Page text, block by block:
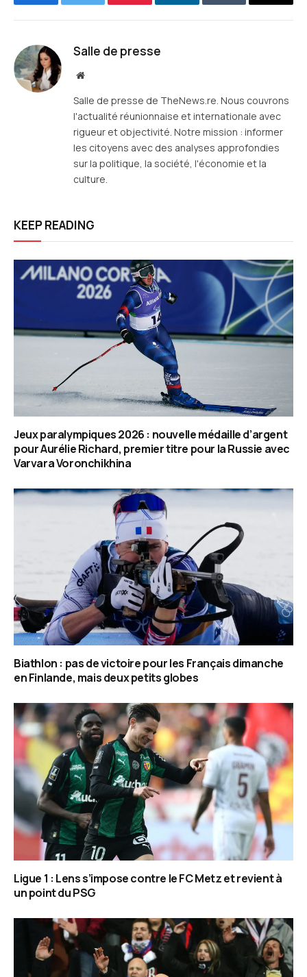
FacebookTwitter Pinterest LinkedInTumblr
E-
Salle de presse
Site
Salle de presse de TheNews.re. Nous couvrons
l'actualité réunionnaise et internationale avec
rigueur et objectivité. Notre mission : informer
les citoyens avec des analyses approfondies
sur la politique, la société, l'économie et la
culture.
KEEP READING
Jeux paralympiques 2026 : nouvelle médaille d’argent
pour Aurélie Richard, premier titre pour la Russie avec
Varvara Voronchikhina
Biathlon : pas de victoire pour les Français dimanche
en Finlande, mais deux petits globes
Ligue 1 : Lens s’impose contre le FC Metz et revient à
un point du PSG